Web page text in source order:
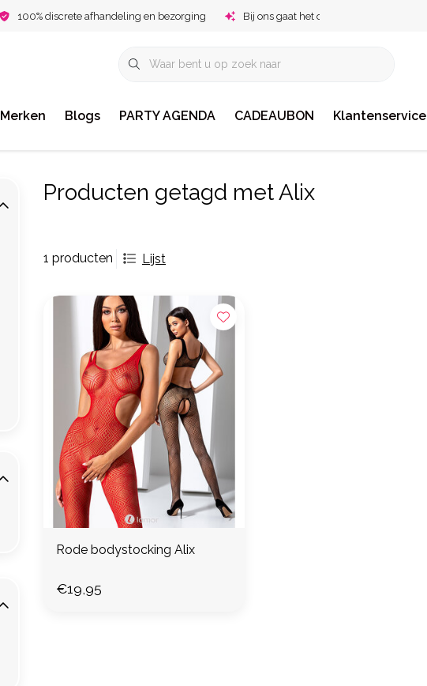
100% discrete afhandeling en bezorging Bij ons gaat het om jou!
Merken Blogs PARTY AGENDA CADEAUBON Klantenservice
Producten getagd met Alix
1 producten Lijst
Rode bodystocking Alix
€19,95